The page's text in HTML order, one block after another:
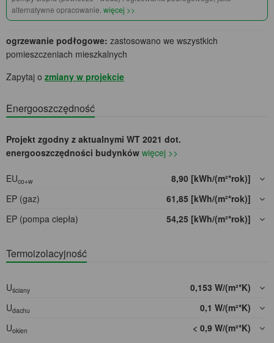
alternatywne opracowanie. więcej >>
ogrzewanie podłogowe: zastosowano we wszystkich
pomieszczeniach mieszkalnych
Zapytaj o zmiany w projekcie
Energooszczędność
Projekt zgodny z aktualnymi WT 2021 dot.
energooszczędności budynków więcej >>
EUco+w
8,90 [kWh/(m²*rok)]
EP (gaz)
61,85 [kWh/(m²*rok)]
EP (pompa ciepła)
54,25 [kWh/(m²*rok)]
Termoizolacyjność
Uściany
0,153 W/(m²*K)
Udachu
0,1 W/(m²*K)
Uokien < 0,9 W/(m²*K)